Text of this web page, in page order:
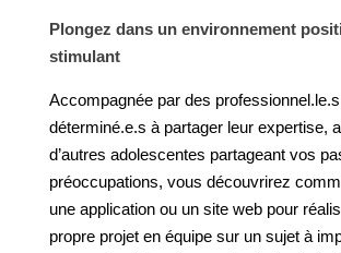
Plongez dans un environnement
stimulant
Accompagnée par des professionnel.le.s
déterminé.e.s à partager leur expertise,
d’autres adolescentes partageant vos
préoccupations, vous découvrirez
une application ou un site web pour
propre projet en équipe sur un sujet à